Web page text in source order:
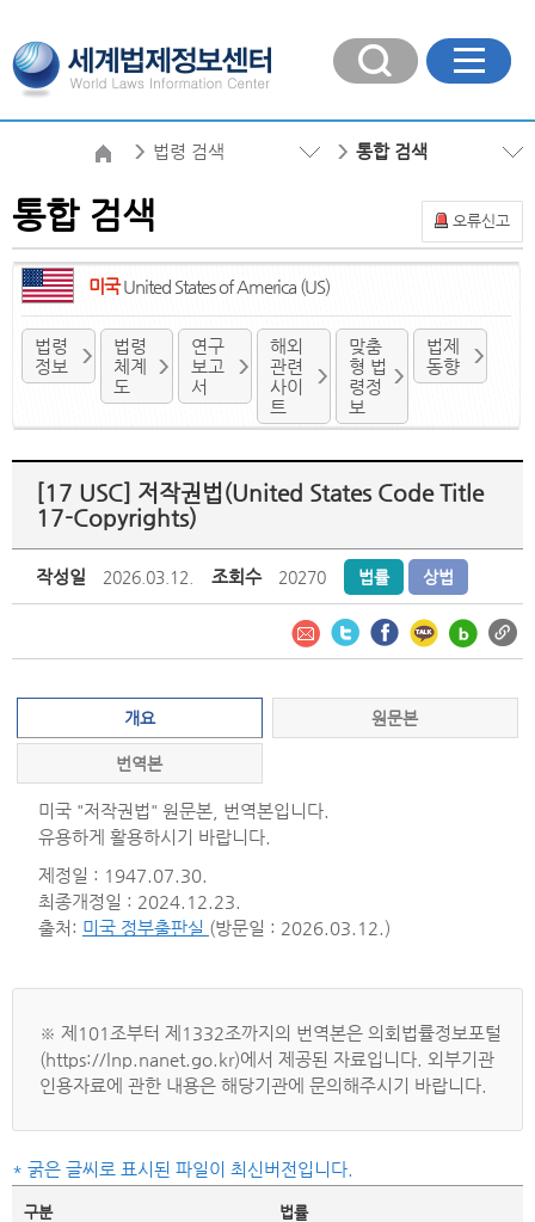
법령 검색 통합 검색
오류신고
통합 검색
미국United States of America (US)
법령
정보
법령
체계
도
연구
보고
서
해외
관련
사이
트
맞춤
형 법
령정
보
법제
동향
[17 USC] 저작권법(United States Code Title
17-Copyrights)
작성일 2026.03.12. 조회수 20270 법률 상법
개요 원문본
번역본
미국 "저작권법" 원문본, 번역본입니다.
유용하게 활용하시기 바랍니다.
제정일 : 1947.07.30.
최종개정일 : 2024.12.23.
출처: 미국 정부출판실 (방문일 : 2026.03.12.)
※ 제101조부터 제1332조까지의 번역본은 의회법률정보포털
(https://lnp.nanet.go.kr)에서 제공된 자료입니다. 외부기관
인용자료에 관한 내용은 해당기관에 문의해주시기 바랍니다.
* 굵은 글씨로 표시된 파일이 최신버전입니다.
구분 법률